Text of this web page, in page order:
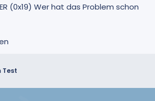
(0x19) Wer hat das Problem schon
Test